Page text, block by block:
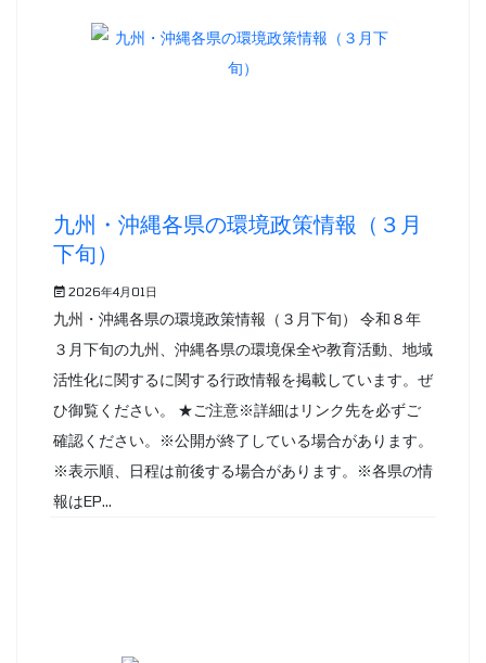
九州・沖縄各県の環境政策情報（３月
下旬）
2026年4月01日
九州・沖縄各県の環境政策情報（３月下旬） 令和８年
３月下旬の九州、沖縄各県の環境保全や教育活動、地域
活性化に関するに関する行政情報を掲載しています。ぜ
ひ御覧ください。 ★ご注意※詳細はリンク先を必ずご
確認ください。※公開が終了している場合があります。
※表示順、日程は前後する場合があります。※各県の情
報はEP...